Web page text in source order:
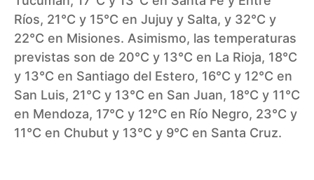
Ríos, 21°C y 15°C en Jujuy y Salta, y 32°C y
22°C en Misiones. Asimismo, las temperaturas
previstas son de 20°C y 13°C en La Rioja, 18°C
y 13°C en Santiago del Estero, 16°C y 12°C en
San Luis, 21°C y 13°C en San Juan, 18°C y 11°C
en Mendoza, 17°C y 12°C en Río Negro, 23°C y
11°C en Chubut y 13°C y 9°C en Santa Cruz.